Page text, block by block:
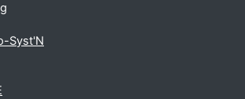
Syst'N